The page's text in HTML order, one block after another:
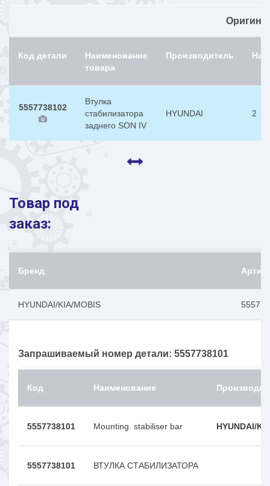
Код детали
Наименование
товара
Производитель
5557738102
Втулка
стабилизатора
заднего SON IV
HYUNDAI 2
Товар под
заказ:
Бренд
HYUNDAI/KIA/MOBIS
Запрашиваемый номер детали: 5557738101
Код Наименование
5557738101 Mounting. stabiliser bar HYUNDAI/
5557738101 ВТУЛКА СТАБИЛИЗАТОРА